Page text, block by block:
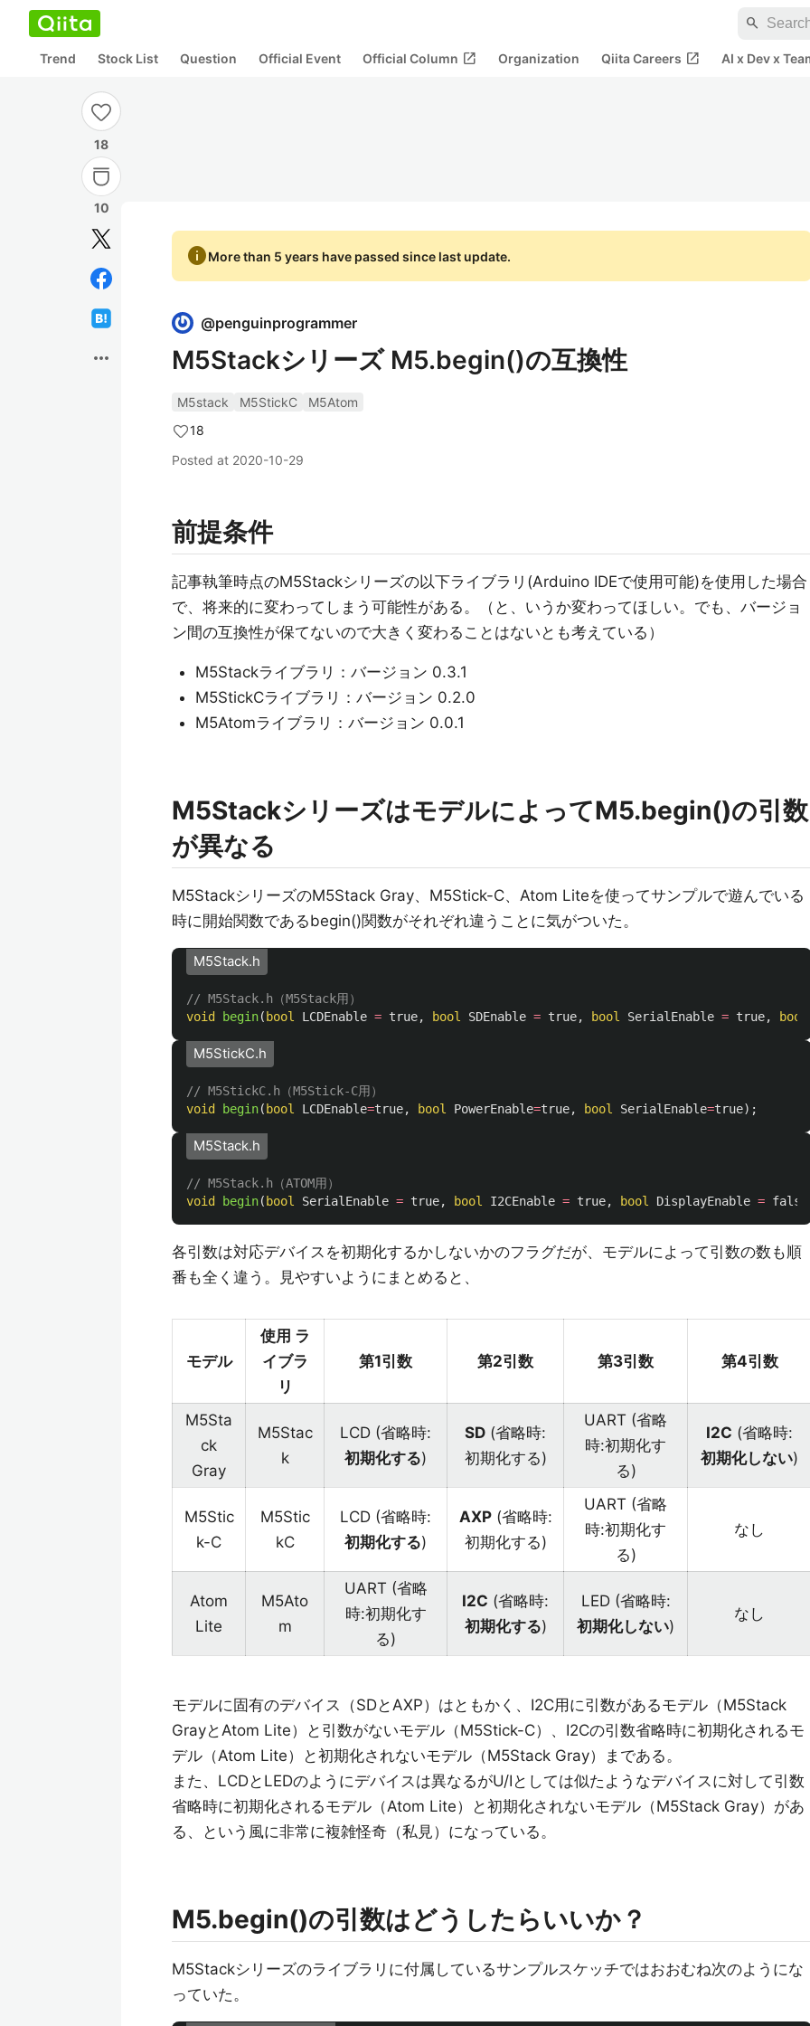
search
Trend Stock List Question Official Event Official Column open_in_new Organization Qiita Careers open_in_new AI x Dev x
18
10
more_horiz
infoMore than 5 years have passed since last update.
@penguinprogrammer
M5Stackシリーズ M5.begin()の互換性
M5stack M5StickC
M5Atom
18
Posted at 2020-10-29
前提条件
記事執筆時点のM5Stackシリーズの以下ライブラリ(Arduino IDEで使用可能)を使用した場合
で、将来的に変わってしまう可能性がある。（と、いうか変わってほしい。でも、バージョ
ン間の互換性が保てないので大きく変わることはないとも考えている）
M5Stackライブラリ：バージョン 0.3.1
M5StickCライブラリ：バージョン 0.2.0
M5Atomライブラリ：バージョン 0.0.1
M5StackシリーズはモデルによってM5.begin()の引数
が異なる
M5StackシリーズのM5Stack Gray、M5Stick-C、Atom Liteを使ってサンプルで遊んでいる
時に開始関数であるbegin()関数がそれぞれ違うことに気がついた。
M5Stack.h
// M5Stack.h（M5Stack用）
void
begin( bool LCDEnable = true, bool SDEnable = true, bool SerialEnable = true, bool
M5StickC.h
// M5StickC.h（M5Stick-C用）
void
begin( bool LCDEnable=true, bool PowerEnable=true, bool SerialEnable=true);
M5Stack.h
// M5Stack.h（ATOM用）
void
begin( bool SerialEnable = true, bool I2CEnable = true, bool DisplayEnable = false
各引数は対応デバイスを初期化するかしないかのフラグだが、モデルによって引数の数も順
番も全く違う。見やすいようにまとめると、
モデル
使用 ラ
イブラ
リ
第1引数 第2引数 第3引数 第4引数
M5Sta
ck
Gray
M5Stac
k
LCD (省略時:
初期化する)
SD (省略時:
初期化する)
UART (省略
時:初期化す
る)
I2C (省略時:
初期化しない)
M5Stic
k-C
M5Stic
kC
LCD (省略時:
初期化する)
AXP(省略時:
初期化する)
UART (省略
時:初期化す
る)
なし
Atom
Lite
M5Ato
m
UART (省略
時:初期化す
る)
I2C (省略時:
初期化する)
LED (省略時:
初期化しない)
なし
モデルに固有のデバイス（SDとAXP）はともかく、I2C用に引数があるモデル（M5Stack
GrayとAtom Lite）と引数がないモデル（M5Stick-C）、I2Cの引数省略時に初期化されるモ
デル（Atom Lite）と初期化されないモデル（M5Stack Gray）まである。
また、LCDとLEDのようにデバイスは異なるがU/Iとしては似たようなデバイスに対して引数
省略時に初期化されるモデル（Atom Lite）と初期化されないモデル（M5Stack Gray）があ
る、という風に非常に複雑怪奇（私見）になっている。
M5.begin()の引数はどうしたらいいか？
M5Stackシリーズのライブラリに付属しているサンプルスケッチではおおむね次のようにな
っていた。